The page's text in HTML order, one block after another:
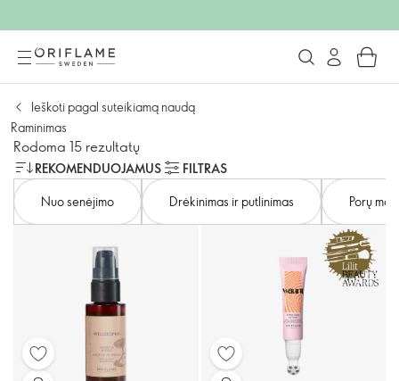
Ieškoti pagal suteikiamą naudą
Raminimas
Rodoma 15 rezultatų
REKOMENDUOJAMUS
FILTRAS
Nuo senėjimo
Drėkinimas ir putlinimas Porų